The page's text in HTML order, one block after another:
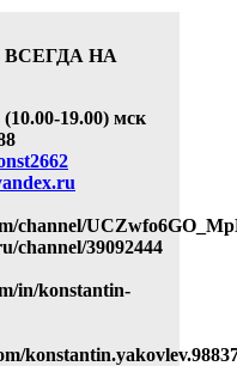
НА
19.00) мск
channel/
channel/39092444
in/konstantin-